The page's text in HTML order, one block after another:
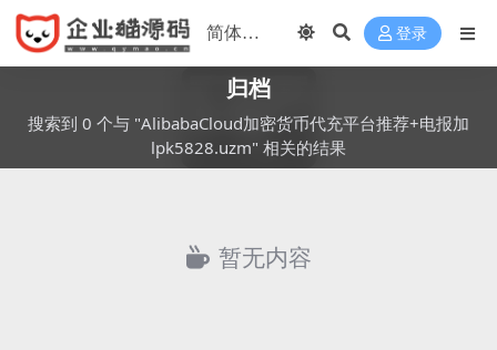
登录
归档
搜索到 0 个与 "AlibabaCloud加密货币代充平台推荐+电报加
lpk5828.uzm" 相关的结果
暂无内容